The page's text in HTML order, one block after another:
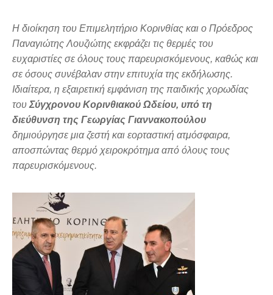
Η διοίκηση του Επιμελητήριο Κορινθίας και ο Πρόεδρος
Παναγιώτης Λουζιώτης εκφράζει τις θερμές του
ευχαριστίες σε όλους τους παρευρισκόμενους, καθώς και
σε όσους συνέβαλαν στην επιτυχία της εκδήλωσης.
Ιδιαίτερα, η εξαιρετική εμφάνιση της παιδικής χορωδίας
του Σύγχρονου Κορινθιακού Ωδείου, υπό τη
διεύθυνση της Γεωργίας Γιαννακοπούλου
δημιούργησε μια ζεστή και εορταστική ατμόσφαιρα,
αποσπώντας θερμό χειροκρότημα από όλους τους
παρευρισκόμενους.